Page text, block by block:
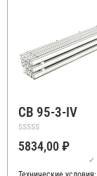
СВ 95-3-IV
Оценка
0
5834,00₽